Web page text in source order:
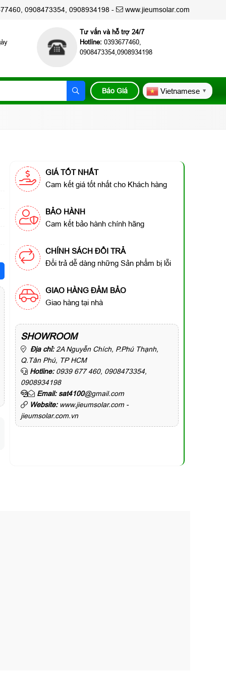
0908473354, 0908934198 - www.jieumsolar.com
Tư vấn và hỗ trợ 24/7
Hotline: 0393677460,
0908473354,0908934198
Báo Giá Vietnamese ▼
GIÁ TỐT NHẤT
Cam kết giá tốt nhất cho Khách hàng
BẢO HÀNH
Cam kết bảo hành chính hãng
CHÍNH SÁCH ĐỔI TRẢ
Đổi trả dễ dàng những Sản phẩm bị lỗi
GIAO HÀNG ĐẢM BẢO
Giao hàng tại nhà
SHOWROOM
Địa chỉ: 2A Nguyễn Chích, P.Phú Thạnh,
Q.Tân Phú, TP HCM
Hotline: 0939 677 460, 0908473354,
0908934198
Email: sat4100@gmail.com
Website:www.jieumsolar.com -
jieumsolar.com.vn